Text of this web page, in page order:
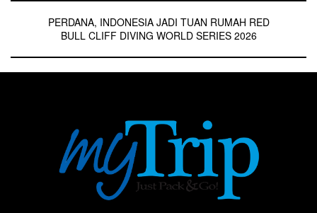
PERDANA, INDONESIA JADI TUAN RUMAH RED
BULL CLIFF DIVING WORLD SERIES 2026